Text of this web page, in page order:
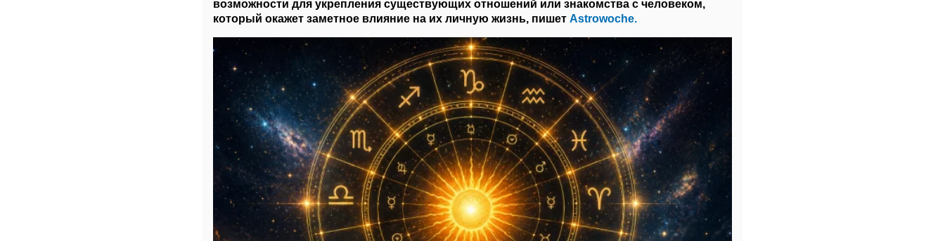
возможности для укрепления существующих отношений или знакомства с человеком,
который окажет заметное влияние на их личную жизнь, пишет Аstrowoche.